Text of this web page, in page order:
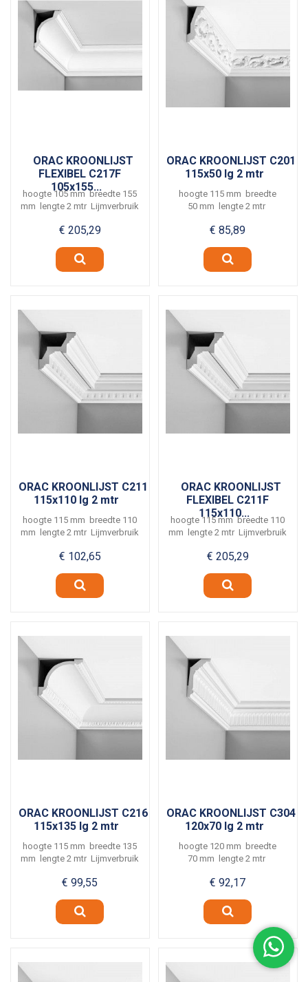
ORAC KROONLIJST
FLEXIBEL C217F
105x155...
hoogte 105 mm breedte 155
mm lengte 2 mtr Lijmverbruik
€ 205,29
ORAC KROONLIJST C201
115x50 lg 2 mtr
hoogte 115 mm breedte
50 mm lengte 2 mtr
€ 85,89
ORAC KROONLIJST C211
115x110 lg 2 mtr
hoogte 115 mm breedte 110
mm lengte 2 mtr Lijmverbruik
€ 102,65
ORAC KROONLIJST
FLEXIBEL C211F
115x110...
hoogte 115 mm breedte 110
mm lengte 2 mtr Lijmverbruik
€ 205,29
ORAC KROONLIJST C216
115x135 lg 2 mtr
hoogte 115 mm breedte 135
mm lengte 2 mtr Lijmverbruik
€ 99,55
ORAC KROONLIJST C304
120x70 lg 2 mtr
hoogte 120 mm breedte
70 mm lengte 2 mtr
€ 92,17